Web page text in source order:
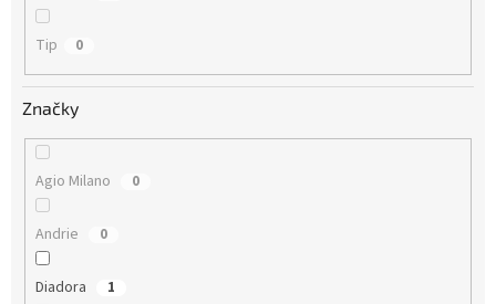
Tip 0
Značky
Agio Milano 0
Andrie 0
Diadora 1